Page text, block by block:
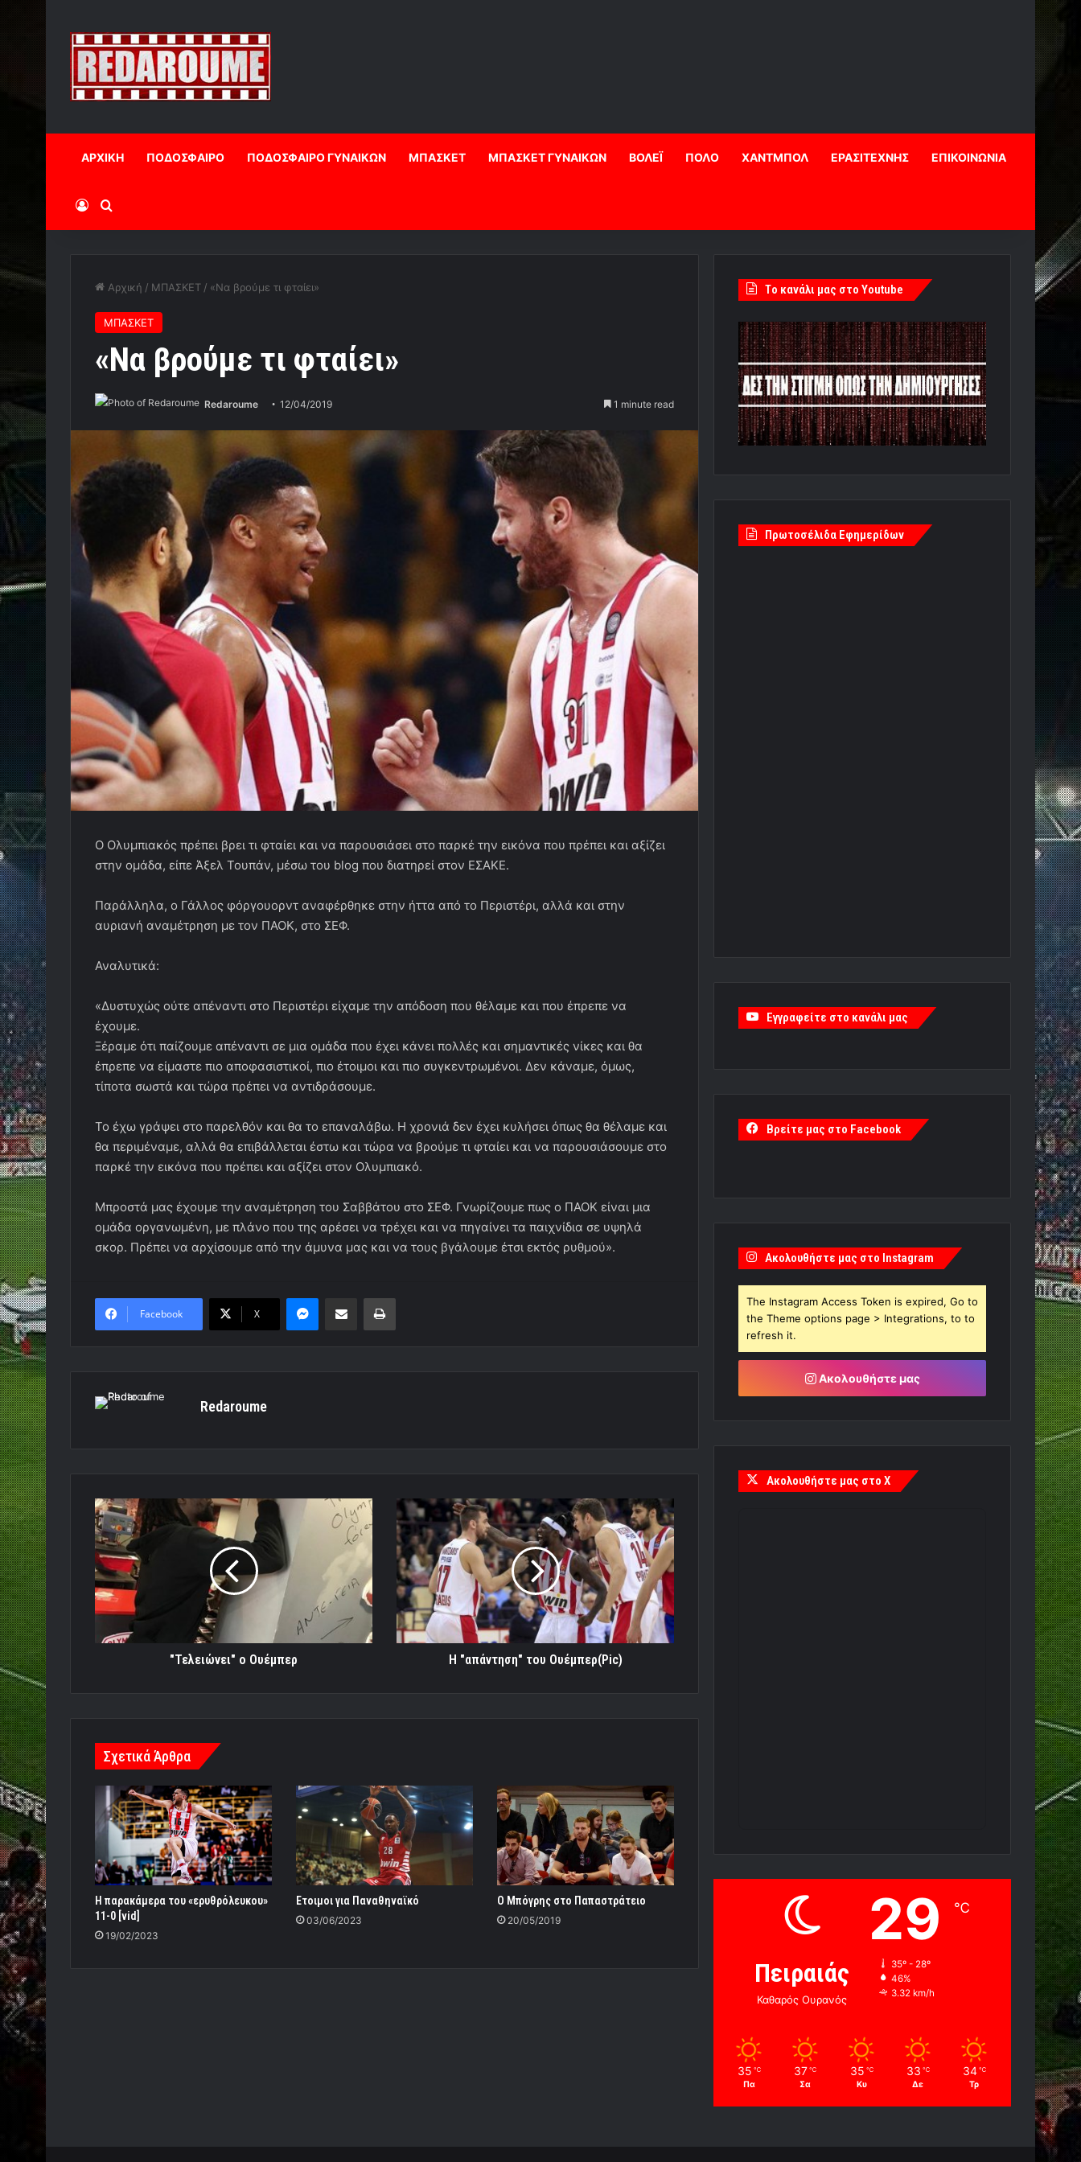
ΑΡΧΙΚΗ ΠΟΔΟΣΦΑΙΡΟ ΠΟΔΟΣΦΑΙΡΟ ΓΥΝΑΙΚΩΝ ΜΠΑΣΚΕΤ ΜΠΑΣΚΕΤ ΓΥΝΑΙΚΩΝ ΒΟΛΕΪ ΠΟΛΟ ΧΑΝΤΜΠΟΛ ΕΡΑΣΙΤΕΧΝΗΣ ΕΠΙΚΟΙΝΩΝΙΑ
Log InΑναζήτηση
Αρχική / ΜΠΑΣΚΕΤ / «Nα βρούμε τι φταίει»
ΜΠΑΣΚΕΤ
«Nα βρούμε τι φταίει»
Redaroume 12/04/2019 1 minute read
O Ολυμπιακός πρέπει βρει τι φταίει και να παρουσιάσει στο παρκέ την εικόνα που πρέπει και αξίζει
στην ομάδα, είπε Άξελ Τουπάν, μέσω του blog που διατηρεί στον ΕΣΑΚΕ.
Παράλληλα, ο Γάλλος φόργουορντ αναφέρθηκε στην ήττα από το Περιστέρι, αλλά και στην
αυριανή αναμέτρηση με τον ΠΑΟΚ, στο ΣΕΦ.
Αναλυτικά:
«Δυστυχώς ούτε απέναντι στο Περιστέρι είχαμε την απόδοση που θέλαμε και που έπρεπε να
έχουμε.
Ξέραμε ότι παίζουμε απέναντι σε μια ομάδα που έχει κάνει πολλές και σημαντικές νίκες και θα
έπρεπε να είμαστε πιο αποφασιστικοί, πιο έτοιμοι και πιο συγκεντρωμένοι. Δεν κάναμε, όμως,
τίποτα σωστά και τώρα πρέπει να αντιδράσουμε.
Το έχω γράψει στο παρελθόν και θα το επαναλάβω. Η χρονιά δεν έχει κυλήσει όπως θα θέλαμε και
θα περιμέναμε, αλλά θα επιβάλλεται έστω και τώρα να βρούμε τι φταίει και να παρουσιάσουμε στο
παρκέ την εικόνα που πρέπει και αξίζει στον Ολυμπιακό.
Μπροστά μας έχουμε την αναμέτρηση του Σαββάτου στο ΣΕΦ. Γνωρίζουμε πως ο ΠΑΟΚ είναι μια
ομάδα οργανωμένη, με πλάνο που της αρέσει να τρέχει και να πηγαίνει τα παιχνίδια σε υψηλά
σκορ. Πρέπει να αρχίσουμε από την άμυνα μας και να τους βγάλουμε έτσι εκτός ρυθμού».
Facebook X
MessengerΚοινοποίηση μέσω ηλεκτρονικού ταχυδρομείουΕκτύπωση
Redaroume
"Τελειώνει"
ο
Ουέμπερ
"Τελειώνει" ο Ουέμπερ
"απάντηση"
του
Ουέμπερ(Pic)
H "απάντηση" του Ουέμπερ(Pic)
Σχετικά Άρθρα
Η παρακάμερα του «ερυθρόλευκου»
11-0 [vid]
19/02/2023
Ετοιμοι για Παναθηναϊκό
03/06/2023
Ο Μπόγρης στο Παπαστράτειο
20/05/2019
Tο κανάλι μας στο Youtube
Πρωτοσέλιδα Εφημερίδων
Εγγραφείτε στο κανάλι μας
Βρείτε μας στο Facebook
Ακολουθήστε μας στο Instagram
The Instagram Access Token is expired, Go to
the Theme options page > Integrations, to to
refresh it.
Ακολουθήστε μας
Ακολουθήστε μας στο X
Πειραιάς
Καθαρός Ουρανός
29 ℃
35º - 28º
46%
3.32 km/h
35 ℃
Πα
37 ℃
Σα
35 ℃
Κυ
33 ℃
Δε
34 ℃
Τρ